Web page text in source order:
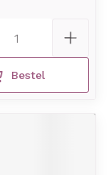
Bestel